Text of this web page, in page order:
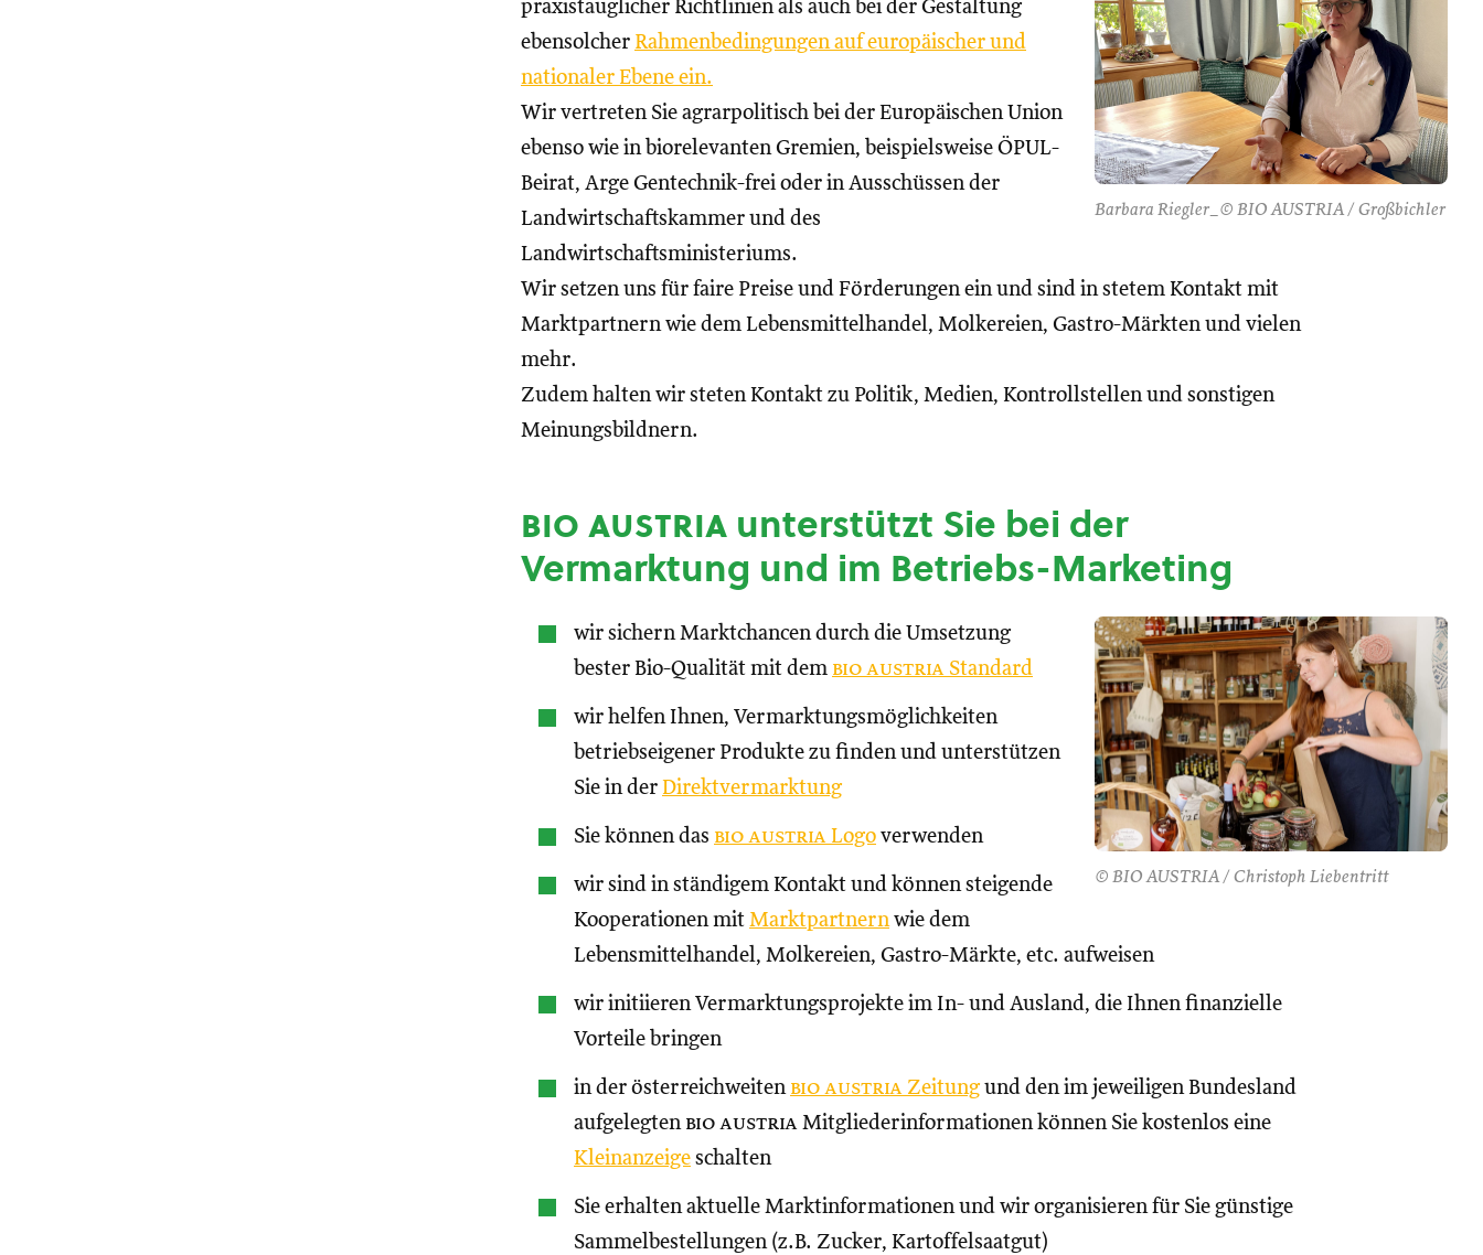
Barbara Riegler_© BIO AUSTRIA / Großbichler
praxistauglicher Richtlinien als auch bei der Gestaltung
ebensolcher Rahmenbedingungen auf europäischer und
nationaler Ebene ein.
Wir vertreten Sie agrarpolitisch bei der Europäischen Union
ebenso wie in biorelevanten Gremien, beispielsweise ÖPUL-
Beirat, Arge Gentechnik-frei oder in Ausschüssen der
Landwirtschaftskammer und des
Landwirtschaftsministeriums.
Wir setzen uns für faire Preise und Förderungen ein und sind in stetem Kontakt mit
Marktpartnern wie dem Lebensmittelhandel, Molkereien, Gastro-Märkten und vielen
mehr.
Zudem halten wir steten Kontakt zu Politik, Medien, Kontrollstellen und sonstigen
Meinungsbildnern.
bio austria unterstützt Sie bei der
Vermarktung und im Betriebs-Marketing
© BIO AUSTRIA / Christoph Liebentritt
wir sichern Marktchancen durch die Umsetzung
bester Bio-Qualität mit dem bio austria Standard
wir helfen Ihnen, Vermarktungsmöglichkeiten
betriebseigener Produkte zu finden und unterstützen
Sie in der Direktvermarktung
Sie können das bio austria Logo verwenden
wir sind in ständigem Kontakt und können steigende
Kooperationen mit Marktpartnernwie dem
Lebensmittelhandel, Molkereien, Gastro-Märkte, etc. aufweisen
wir initiieren Vermarktungsprojekte im In- und Ausland, die Ihnen finanzielle
Vorteile bringen
in der österreichweiten bio austria Zeitungund den im jeweiligen Bundesland
aufgelegten bio austria Mitgliederinformationen können Sie kostenlos eine
Kleinanzeige schalten
Sie erhalten aktuelle Marktinformationen und wir organisieren für Sie günstige
Sammelbestellungen (z.B. Zucker, Kartoffelsaatgut)